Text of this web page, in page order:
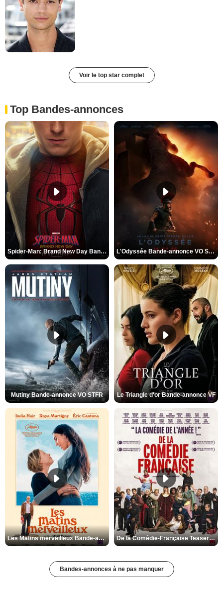
Voir le top star complet
Top Bandes-annonces
Spider-Man: Brand New Day Bande-annonce VO STFR L'Odyssée Bande-annonce VO STFR
Mutiny Bande-annonce VO STFR Le Triangle d'or Bande-annonce VF
Les Matins merveilleux Bande-annonce VF De la Comédie-Française Teaser VF
Bandes-annonces à ne pas manquer